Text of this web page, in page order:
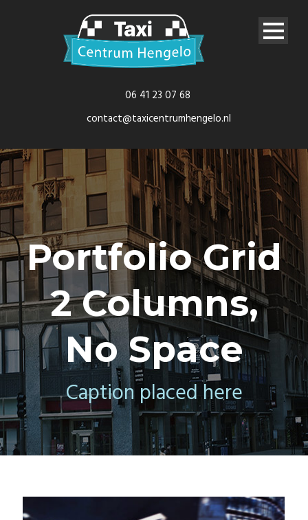
06 41 23 07 68
contact@taxicentrumhengelo.nl
Portfolio Grid
2 Columns,
No Space
Caption placed here